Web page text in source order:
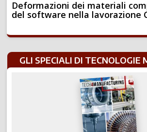
Deformazioni dei materiali
del software nella lavorazione
GLI SPECIALI DI TECNOLOGIE